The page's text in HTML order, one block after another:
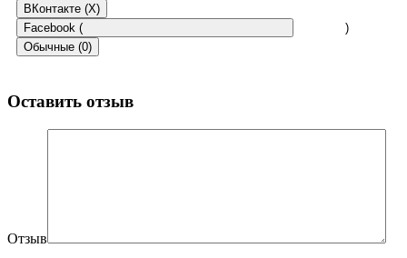
ВКонтакте (X)
Facebook (
)
Обычные (0)
Оставить отзыв
Отзыв